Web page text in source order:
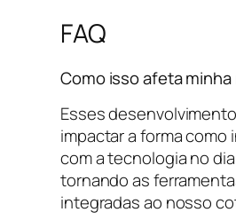
FAQ
Como isso afeta
Esses
impactar a forma como
com a tecnologia no dia
tornando as
integradas ao nosso